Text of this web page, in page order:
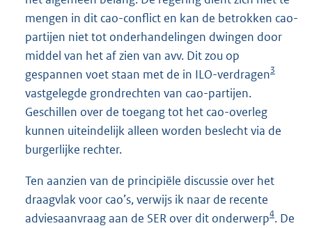
mengen in dit cao-conflict en kan de betrokken cao-
partijen niet tot onderhandelingen dwingen door
middel van het af zien van avv. Dit zou op
gespannen voet staan met de in ILO-verdragen3
vastgelegde grondrechten van cao-partijen.
Geschillen over de toegang tot het cao-overleg
kunnen uiteindelijk alleen worden beslecht via de
burgerlijke rechter.
Ten aanzien van de principiële discussie over het
draagvlak voor cao’s, verwijs ik naar de recente
adviesaanvraag aan de SER over dit onderwerp4. De